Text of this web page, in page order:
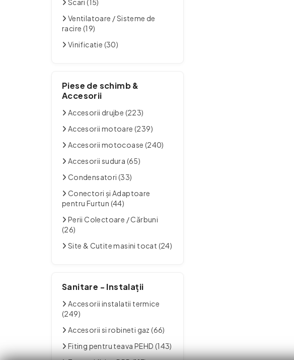
Scari (15)
Ventilatoare / Sisteme de
racire (19)
Vinificatie (30)
Piese de schimb &
Accesorii
Accesorii drujbe (223)
Accesorii motoare (239)
Accesorii motocoase (240)
Accesorii sudura (65)
Condensatori (33)
Conectori și Adaptoare
pentru Furtun (44)
Perii Colectoare / Cărbuni
(26)
Site & Cutite masini tocat (24)
Sanitare - Instalații
Accesorii instalatii termice
(249)
Accesorii si robineti gaz (66)
Fiting pentru teava PEHD (143)